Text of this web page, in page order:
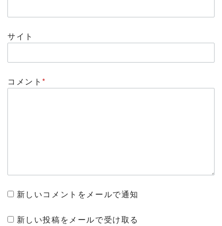
サイト
コメント*
新しいコメントをメールで通知
新しい投稿をメールで受け取る